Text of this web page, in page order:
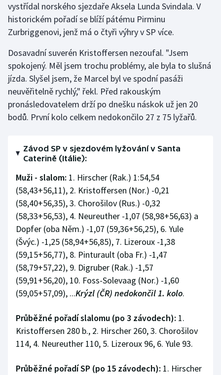
Plážový volejbal
Ragby
Rychlobruslení
Rychlostní kanoistika
Short track
Stolní tenis
Triatlon
Veslování
Vodní slalom
Volejbal
Ostatní
vystřídal norského sjezdaře Aksela Lunda Svindala. V
historickém pořadí se blíží pátému Pirminu
Zurbriggenovi, jenž má o čtyři výhry v SP více.
Dosavadní suverén Kristoffersen nezoufal. "Jsem
spokojený. Měl jsem trochu problémy, ale byla to slušná
jízda. Slyšel jsem, že Marcel byl ve spodní pasáži
neuvěřitelně rychlý," řekl. Před rakouským
pronásledovatelem drží po dnešku náskok už jen 20
bodů. První kolo celkem nedokončilo 27 z 75 lyžařů.
Závod SP v sjezdovém lyžování v Santa
Caterině (Itálie):
Muži - slalom: 1. Hirscher (Rak.) 1:54,54
(58,43+56,11), 2. Kristoffersen (Nor.) -0,21
(58,40+56,35), 3. Chorošilov (Rus.) -0,32
(58,33+56,53), 4. Neureuther -1,07 (58,98+56,63) a
Dopfer (oba Něm.) -1,07 (59,36+56,25), 6. Yule
(Švýc.) -1,25 (58,94+56,85), 7. Lizeroux -1,38
(59,15+56,77), 8. Pinturault (oba Fr.) -1,47
(58,79+57,22), 9. Digruber (Rak.) -1,57
(59,91+56,20), 10. Foss-Solevaag (Nor.) -1,60
(59,05+57,09), ...Krýzl (ČR) nedokončil 1. kolo.
Průběžné pořadí slalomu (po 3 závodech): 1.
Kristoffersen 280 b., 2. Hirscher 260, 3. Chorošilov
114, 4. Neureuther 110, 5. Lizeroux 96, 6. Yule 93.
Průběžné pořadí SP (po 15 závodech): 1. Hirscher